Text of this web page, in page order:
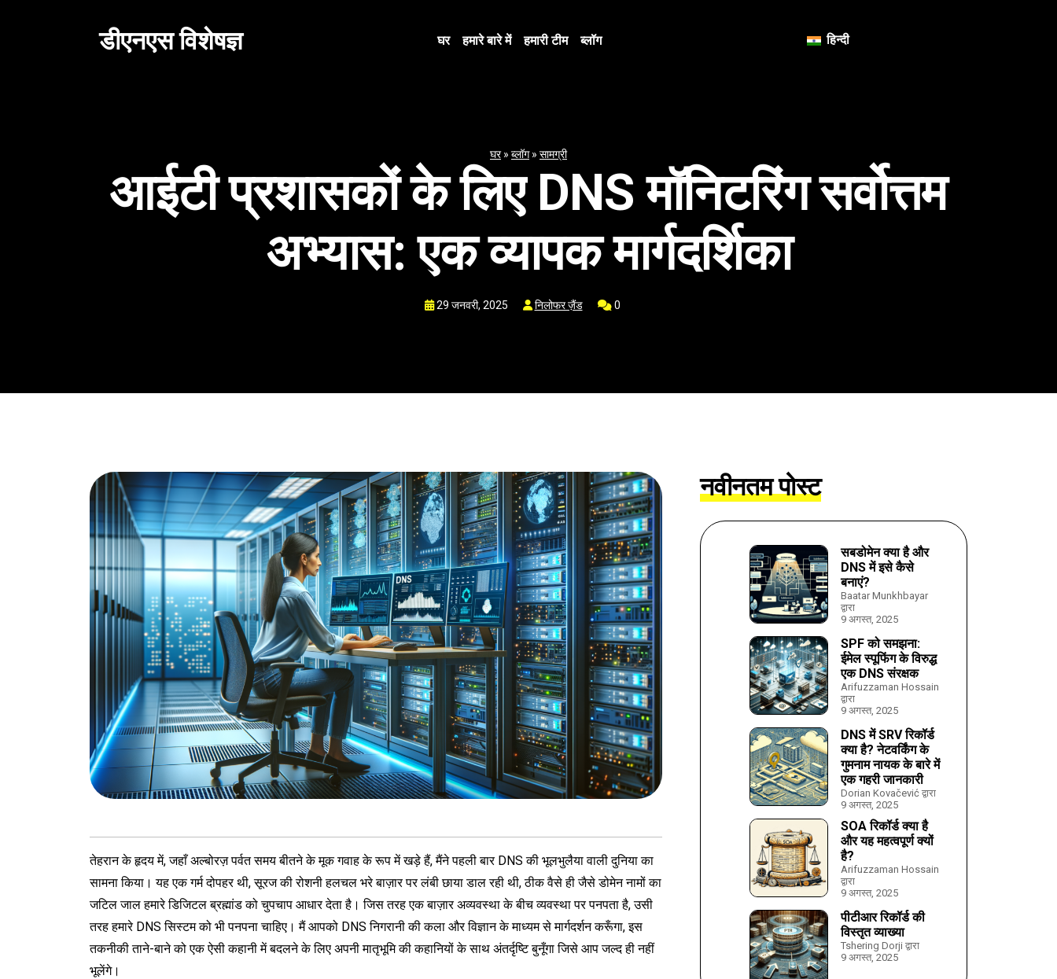
डीएनएस विशेषज्ञ घर हमारे बारे में हमारी टीम ब्लॉग हिन्दी
घर» ब्लॉग» सामग्री
आईटी प्रशासकों के लिए DNS मॉनिटरिंग सर्वोत्तम
अभ्यास: एक व्यापक मार्गदर्शिका
29 जनवरी, 2025 निलोफर ज़ैंड 0
तेहरान के हृदय में, जहाँ अल्बोरज़ पर्वत समय बीतने के मूक गवाह के रूप में खड़े हैं, मैंने पहली बार DNS की भूलभुलैया वाली दुनिया का
सामना किया। यह एक गर्म दोपहर थी, सूरज की रोशनी हलचल भरे बाज़ार पर लंबी छाया डाल रही थी, ठीक वैसे ही जैसे डोमेन नामों का
जटिल जाल हमारे डिजिटल ब्रह्मांड को चुपचाप आधार देता है। जिस तरह एक बाज़ार अव्यवस्था के बीच व्यवस्था पर पनपता है, उसी
तरह हमारे DNS सिस्टम को भी पनपना चाहिए। मैं आपको DNS निगरानी की कला और विज्ञान के माध्यम से मार्गदर्शन करूँगा, इस
तकनीकी ताने-बाने को एक ऐसी कहानी में बदलने के लिए अपनी मातृभूमि की कहानियों के साथ अंतर्दृष्टि बुनूँगा जिसे आप जल्द ही नहीं
भूलेंगे।
नवीनतम पोस्ट
सबडोमेन क्या है और
DNS में इसे कैसे
बनाएं?
Baatar Munkhbayar
द्वारा
9 अगस्त, 2025
SPF को समझना:
ईमेल स्पूफिंग के विरुद्ध
एक DNS संरक्षक
Arifuzzaman Hossain
द्वारा
9 अगस्त, 2025
DNS में SRV रिकॉर्ड
क्या है? नेटवर्किंग के
गुमनाम नायक के बारे में
एक गहरी जानकारी
Dorian Kovačević द्वारा
9 अगस्त, 2025
SOA रिकॉर्ड क्या है
और यह महत्वपूर्ण क्यों
है?
Arifuzzaman Hossain
द्वारा
9 अगस्त, 2025
पीटीआर रिकॉर्ड की
विस्तृत व्याख्या
Tshering Dorji द्वारा
9 अगस्त, 2025